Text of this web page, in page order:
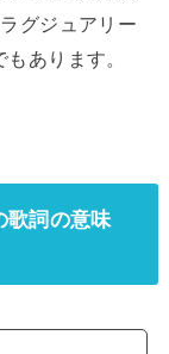
グジュアリー
あります。
詞の意味